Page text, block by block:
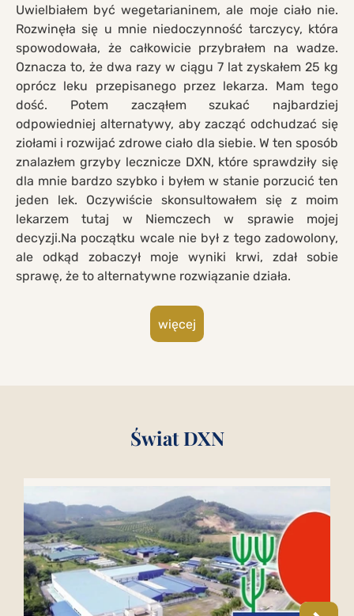
Uwielbiałem być wegetarianinem, ale moje ciało nie.
Rozwinęła się u mnie niedoczynność tarczycy, która
spowodowała, że całkowicie przybrałem na wadze.
Oznacza to, że dwa razy w ciągu 7 lat zyskałem 25 kg
oprócz leku przepisanego przez lekarza. Mam tego
dość. Potem zacząłem szukać najbardziej
odpowiedniej alternatywy, aby zacząć odchudzać się
ziołami i rozwijać zdrowe ciało dla siebie. W ten sposób
znalazłem grzyby lecznicze DXN, które sprawdziły się
dla mnie bardzo szybko i byłem w stanie porzucić ten
jeden lek. Oczywiście skonsultowałem się z moim
lekarzem tutaj w Niemczech w sprawie mojej
decyzji.Na początku wcale nie był z tego zadowolony,
ale odkąd zobaczył moje wyniki krwi, zdał sobie
sprawę, że to alternatywne rozwiązanie działa.
więcej
Świat DXN